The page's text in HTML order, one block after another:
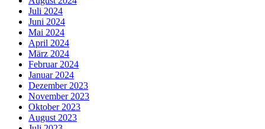
Juli 2024
Juni 2024
Mai 2024
April 2024
März 2024
Februar 2024
Januar 2024
Dezember 2023
November 2023
Oktober 2023
August 2023